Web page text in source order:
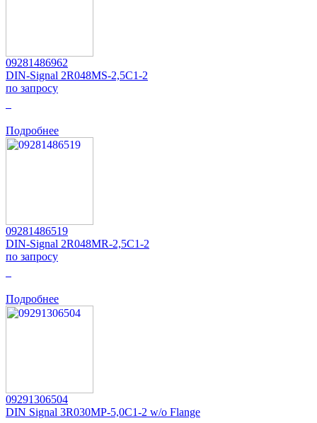
09281486962
DIN-Signal 2R048MS-2,5C1-2
по запросу
Подробнее
09281486519
DIN-Signal 2R048MR-2,5C1-2
по запросу
Подробнее
09291306504
DIN Signal 3R030MP-5,0C1-2 w/o Flange